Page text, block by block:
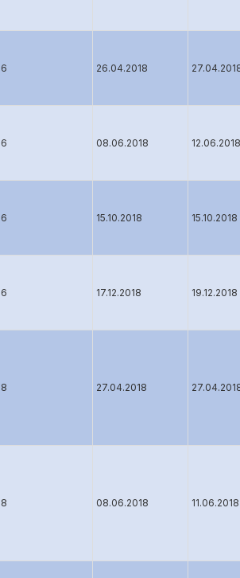
6 26.04.2018
6 08.06.2018 12.06.2018
6 15.10.2018 15.10.2018
6 17.12.2018 19.12.2018
8 27.04.2018
8 08.06.2018 11.06.2018